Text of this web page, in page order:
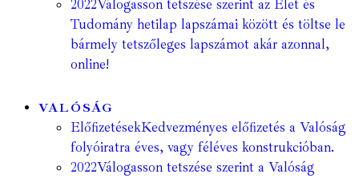
2022Válogasson tetszése szerint az Élet és
Tudomány hetilap lapszámai között és töltse le
bármely tetszőleges lapszámot akár azonnal,
online!
VALÓSÁG
ElőfizetésekKedvezményes előfizetés a Valóság
folyóiratra éves, vagy féléves konstrukcióban.
2022Válogasson tetszése szerint a Valóság